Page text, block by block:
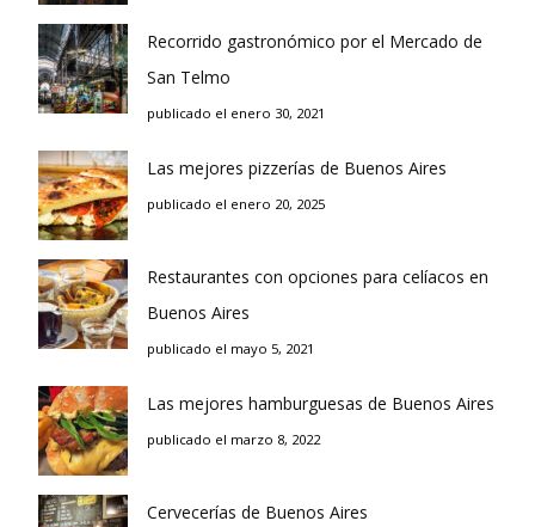
Recorrido gastronómico por el Mercado de
San Telmo
publicado el enero 30, 2021
Las mejores pizzerías de Buenos Aires
publicado el enero 20, 2025
Restaurantes con opciones para celíacos en
Buenos Aires
publicado el mayo 5, 2021
Las mejores hamburguesas de Buenos Aires
publicado el marzo 8, 2022
Cervecerías de Buenos Aires